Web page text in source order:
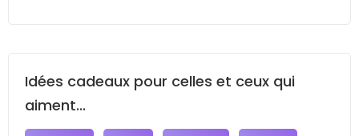
Idées cadeaux pour celles et ceux qui
aiment...